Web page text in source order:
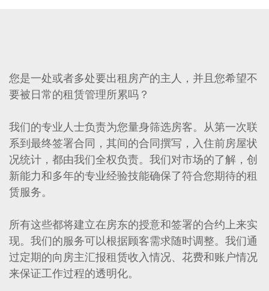
您是一处或者多处要出租房产的主人，并且您希望不
要被日常的租赁管理所累吗？
我们的专业人士负责为您量身筛选房客。从第一次联
系到最终签署合同，其间的合同撰写，入住前房屋状
况统计，都由我们全权负责。我们对市场的了解，创
新能力和多年的专业经验技能确保了符合您期待的租
赁服务。
所有这些都将建立在房东的授意和签署的合约上来实
现。我们的服务可以根据顾客需求随时调整。我们通
过定期的向房主汇报租赁收入情况、花费和账户情况
来保证工作过程的透明化。